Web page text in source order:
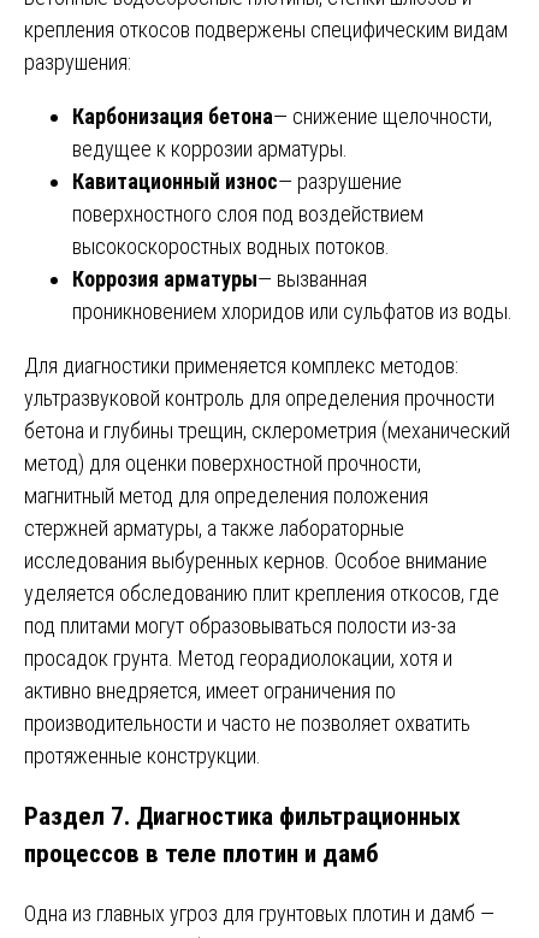
крепления откосов подвержены специфическим видам
разрушения:
Карбонизация бетона— снижение щелочности,
ведущее к коррозии арматуры.
Кавитационный износ— разрушение
поверхностного слоя под воздействием
высокоскоростных водных потоков.
Коррозия арматуры— вызванная
проникновением хлоридов или сульфатов из воды.
Для диагностики применяется комплекс методов:
ультразвуковой контроль для определения прочности
бетона и глубины трещин, склерометрия (механический
метод) для оценки поверхностной прочности,
магнитный метод для определения положения
стержней арматуры, а также лабораторные
исследования выбуренных кернов. Особое внимание
уделяется обследованию плит крепления откосов, где
под плитами могут образовываться полости из-за
просадок грунта. Метод георадиолокации, хотя и
активно внедряется, имеет ограничения по
производительности и часто не позволяет охватить
протяженные конструкции.
Раздел 7. Диагностика фильтрационных
процессов в теле плотин и дамб
Одна из главных угроз для грунтовых плотин и дамб —